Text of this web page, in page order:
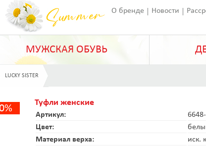
О бренде Новости
МУЖСКАЯ ОБУВЬ
LUCKY SISTER
Туфли женские
Артикул:
Цвет:
Материал верха:
иск.